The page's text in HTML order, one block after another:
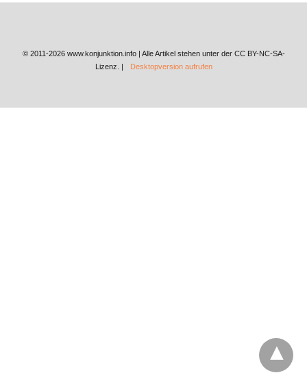
© 2011-2026 www.konjunktion.info | Alle Artikel stehen unter der CC BY-NC-SA-
Lizenz. |
Desktopversion aufrufen